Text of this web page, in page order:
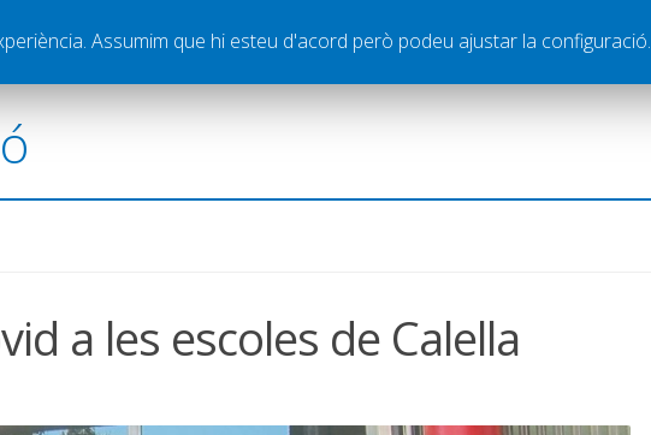
Graella Publicitat Contacte
a les escoles de Calella
Assumim que hi esteu d'acord però podeu ajustar la configuració.